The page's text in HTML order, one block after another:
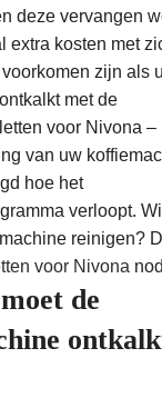
deze vervangen
extra kosten met
zijn als
met de
voor Nivona –
van uw
hoe het
verloopt.
reinigen?
voor Nivona
de